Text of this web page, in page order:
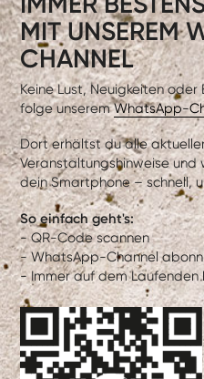
MIT UNSEREM
CHANNEL
Keine Lust, Neuigkeiten
folge unseremWhatsApp-
Dort erhältst du alle
Veranstaltungshinweise
dein Smartphone – schnell,
So einfach geht's:
- QR-Code scannen
- WhatsApp-Channel
- Immer auf dem Laufenden